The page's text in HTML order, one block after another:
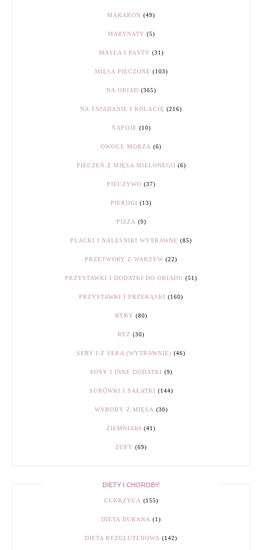
MAKARON (49)
MARYNATY (5)
MASŁA I PASTY (31)
MIĘSA PIECZONE (103)
NA OBIAD (365)
NA ŚNIADANIE I KOLACJĘ (216)
NAPOJE (10)
OWOCE MORZA (6)
PIECZEŃ Z MIĘSA MIELONEGO (6)
PIECZYWO (37)
PIEROGI (13)
PIZZA (9)
PLACKI I NALEŚNIKI WYTRAWNE (85)
PRZETWORY Z WARZYW (22)
PRZYSTAWKI I DODATKI DO OBIADU (51)
PRZYSTAWKI I PRZEKĄSKI (160)
RYBY (80)
RYŻ (30)
SERY I Z SERA (WYTRAWNIE) (46)
SOSY I INNE DODATKI (9)
SURÓWKI I SAŁATKI (144)
WYROBY Z MIĘSA (30)
ZIEMNIAKI (41)
ZUPY (69)
DIETY I CHOROBY:
CUKRZYCA (155)
DIETA DUKANA (1)
DIETA BEZGLUTENOWA (142)